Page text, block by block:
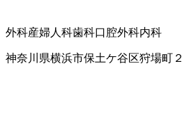
外科産婦人科歯科口腔外科内科
神奈川県横浜市保土ケ谷区狩場町